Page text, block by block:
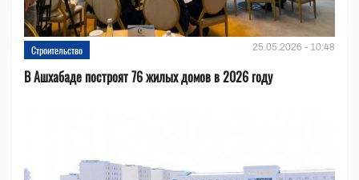
Строительство 25.05.2026 - 10:48
В Ашхабаде построят 76 жилых домов в 2026 году